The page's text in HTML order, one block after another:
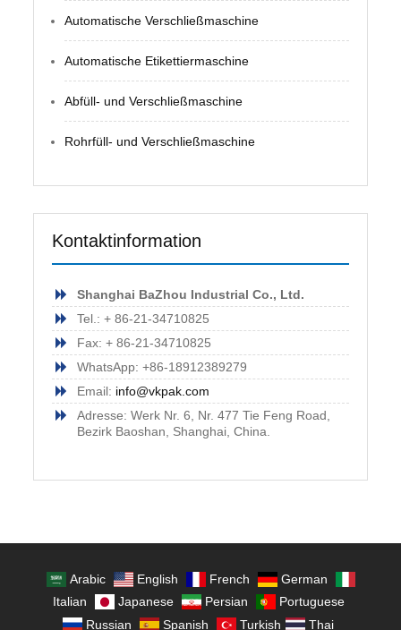
Automatische Verschließmaschine
Automatische Etikettiermaschine
Abfüll- und Verschließmaschine
Rohrfüll- und Verschließmaschine
Kontaktinformation
Shanghai BaZhou Industrial Co., Ltd.
Tel.: + 86-21-34710825
Fax: + 86-21-34710825
WhatsApp: +86-18912389279
Email: info@vkpak.com
Adresse: Werk Nr. 6, Nr. 477 Tie Feng Road,
Bezirk Baoshan, Shanghai, China.
Arabic English French
German
Italian
Japanese Persian
Portuguese
Russian
Spanish Turkish Thai